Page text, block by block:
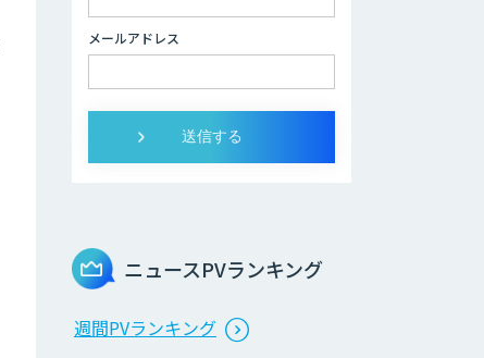
ーションを効率化
＜Dify活用＞AIエ
エージェント開発
Explaza 生成AI
Partner｜AIエー
メールアドレス
ニュースPVランキング
週間PVランキング